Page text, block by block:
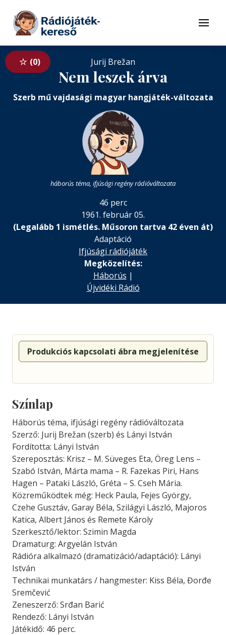
Tovább a tartalomhoz
Menü
0 Jurij Brežan
Nem leszek árva
Szerb mű vajdasági magyar hangjáték-változata
háborús téma, ifjúsági regény rádióváltozata
46 perc
1961. február 05.
(Legalább 1 ismétlés. Műsoron tartva 42 éven át)
Adaptáció
Ifjúsági rádiójáték
Megközelítés:
Háborús |
Újvidéki Rádió
Produkciós kapcsolati ábra megjelenítése
Színlap
Háborús téma, ifjúsági regény rádióváltozata
Szerző: Jurij Brežan (szerb) és Lányi István
Fordította: Lányi István
Szereposztás: Krisz – M. Süveges Eta, Öreg Lens –
Szabó István, Márta mama – R. Fazekas Piri, Hans
Hagen – Pataki László, Gréta – S. Cseh Mária.
Közreműködtek még: Heck Paula, Fejes György,
Czehe Gusztáv, Garay Béla, Szilágyi László, Majoros
Katica, Albert János és Remete Károly
Szerkesztő/lektor: Szimin Magda
Dramaturg: Argyelán István
Rádióra alkalmazó (dramatizáció/adaptáció): Lányi
István
Technikai munkatárs / hangmester: Kiss Béla, Đorđe
Sremčević
Zeneszerző: Srđan Barić
Rendező: Lányi István
Játékidő: 46 perc.